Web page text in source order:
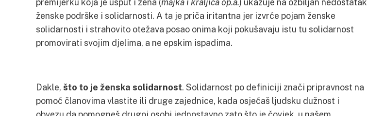
ženske podrške i solidarnosti. A ta je priča iritantna jer izvrće pojam ženske
solidarnosti i strahovito otežava posao onima koji pokušavaju istu tu solidarnost
promovirati svojim djelima, a ne epskim ispadima.
Dakle, što to je ženska solidarnost. Solidarnost po definiciji znači pripravnost na
pomoć članovima vlastite ili druge zajednice, kada osjećaš ljudsku dužnost i